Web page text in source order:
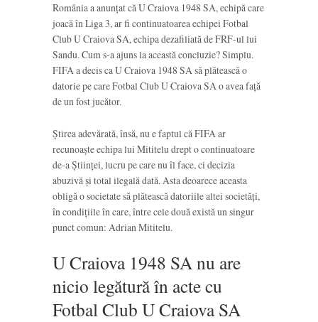
România a anunțat că U Craiova 1948 SA, echipă care
joacă în Liga 3, ar fi continuatoarea echipei Fotbal
Club U Craiova SA, echipa dezafiliată de FRF-ul lui
Sandu. Cum s-a ajuns la această concluzie? Simplu.
FIFA a decis ca U Craiova 1948 SA să plătească o
datorie pe care Fotbal Club U Craiova SA o avea față
de un fost jucător.
Știrea adevărată, însă, nu e faptul că FIFA ar
recunoaște echipa lui Mititelu drept o continuatoare
de-a Științei, lucru pe care nu îl face, ci decizia
abuzivă și total ilegală dată. Asta deoarece aceasta
obligă o societate să plătească datoriile altei societăți,
în condițiile în care, între cele două există un singur
punct comun: Adrian Mititelu.
U Craiova 1948 SA nu are
nicio legătură în acte cu
Fotbal Club U Craiova SA